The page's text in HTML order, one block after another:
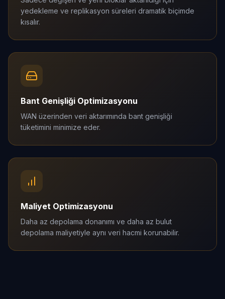
yedekleme ve replikasyon süreleri dramatik biçimde
kısalır.
Bant Genişliği Optimizasyonu
WAN üzerinden veri aktarımında bant genişliği
tüketimini minimize eder.
Maliyet Optimizasyonu
Daha az depolama donanımı ve daha az bulut
depolama maliyetiyle aynı veri hacmi korunabilir.